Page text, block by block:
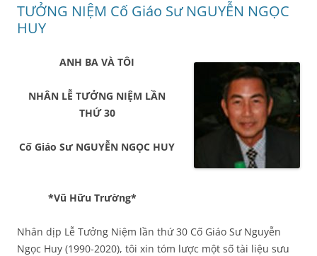
TƯỞNG NIỆM Cố Giáo Sư NGUYỄN NGỌC
HUY
ANH BA VÀ TÔI
NHÂN LỄ TƯỞNG NIỆM LẦN
THỨ 30
Cố Giáo Sư NGUYỄN NGỌC HUY
*Vũ Hữu Trường*
Nhân dịp Lễ Tưởng Niệm lần thứ 30 Cố Giáo Sư Nguyễn
Ngọc Huy (1990-2020), tôi xin tóm lược một số tài liệu sưu